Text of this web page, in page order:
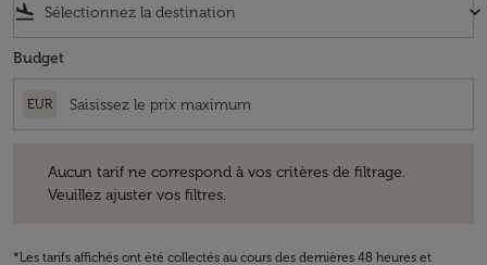
flight_land keyboard_arrow_down
Budget
EUR
Aucun tarif ne correspond à vos critères de filtrage.
Veuillez ajuster vos filtres.
*Les tarifs affichés ont été collectés au cours des dernières 48 heures et